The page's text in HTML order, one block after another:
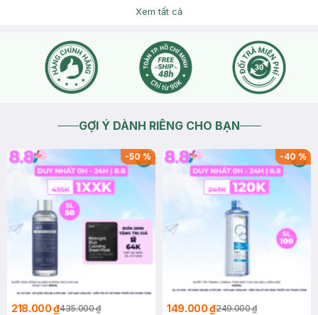
Hasaki xin chào , để tiện hỗ trợ hơn cho bạn , bạn nhấn nút
phần "chat với chúng tôi" nhé !
2020-03-09 Thích
Xem tất cả
GỢI Ý DÀNH RIÊNG CHO BẠN
-50%
218.000 ₫435.000 ₫
-40%
149.000 ₫249.000 ₫